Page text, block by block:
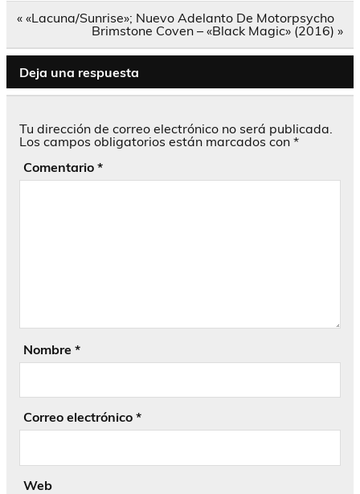
Navegación
« «Lacuna/Sunrise»; Nuevo Adelanto De Motorpsycho
Brimstone Coven – «Black Magic» (2016) »
Deja una respuesta
Tu dirección de correo electrónico no será publicada.
Los campos obligatorios están marcados con *
Comentario *
Nombre *
Correo electrónico *
Web